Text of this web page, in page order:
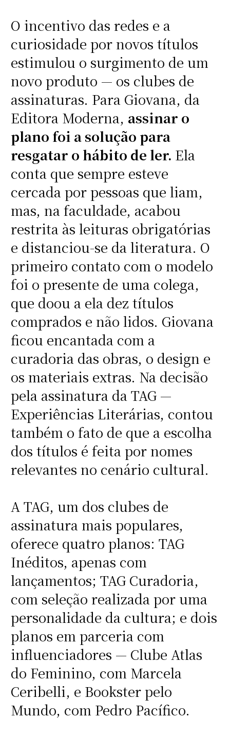
O incentivo das redes e a
curiosidade por novos títulos
estimulou o surgimento de um
novo produto — os clubes de
assinaturas. Para Giovana, da
Editora Moderna, assinar o
plano foi a solução para
resgatar o hábito de ler. Ela
conta que sempre esteve
cercada por pessoas que liam,
mas, na faculdade, acabou
restrita às leituras obrigatórias
e distanciou-se da literatura. O
primeiro contato com o modelo
foi o presente de uma colega,
que doou a ela dez títulos
comprados e não lidos. Giovana
ficou encantada com a
curadoria das obras, o design e
os materiais extras. Na decisão
pela assinatura da TAG —
Experiências Literárias, contou
também o fato de que a escolha
dos títulos é feita por nomes
relevantes no cenário cultural.
A TAG, um dos clubes de
assinatura mais populares,
oferece quatro planos: TAG
Inéditos, apenas com
lançamentos; TAG Curadoria,
com seleção realizada por uma
personalidade da cultura; e dois
planos em parceria com
influenciadores — Clube Atlas
do Feminino, com Marcela
Ceribelli, e Bookster pelo
Mundo, com Pedro Pacífico.